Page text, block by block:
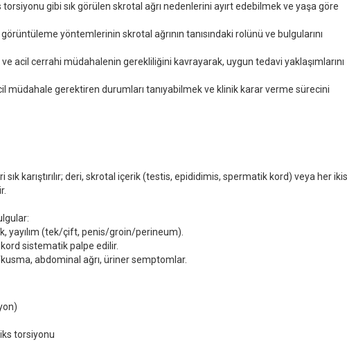
gibi sık görülen skrotal ağrı nedenlerini ayırt edebilmek ve yaşa göre
yöntemlerinin skrotal ağrının tanısındaki rolünü ve bulgularını
acil cerrahi müdahalenin gerekliliğini kavrayarak, uygun tedavi yaklaşımlarını
müdahale gerektiren durumları tanıyabilmek ve klinik karar verme sürecini
sık karıştırılır; deri, skrotal içerik (testis, epididimis, spermatik kord) veya her
yayılım (tek/çift, penis/groin/perineum).
sistematik palpe edilir.
abdominal ağrı, üriner semptomlar.
torsiyonu